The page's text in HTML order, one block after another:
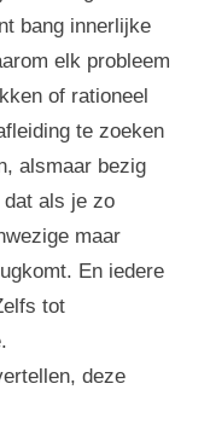
bang innerlijke
elk probleem
of rationeel
te zoeken
alsmaar bezig
als je zo
maar
En iedere
tot
deze